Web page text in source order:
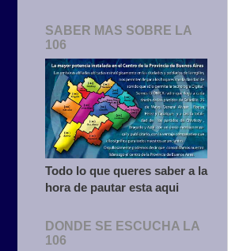
SABER MAS SOBRE LA
106
Todo lo que queres saber a la
hora de pautar esta aqui
DONDE SE ESCUCHA LA
106